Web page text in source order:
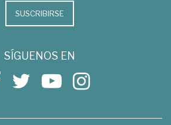
SUSCRIBIRSE
SÍGUENOS EN